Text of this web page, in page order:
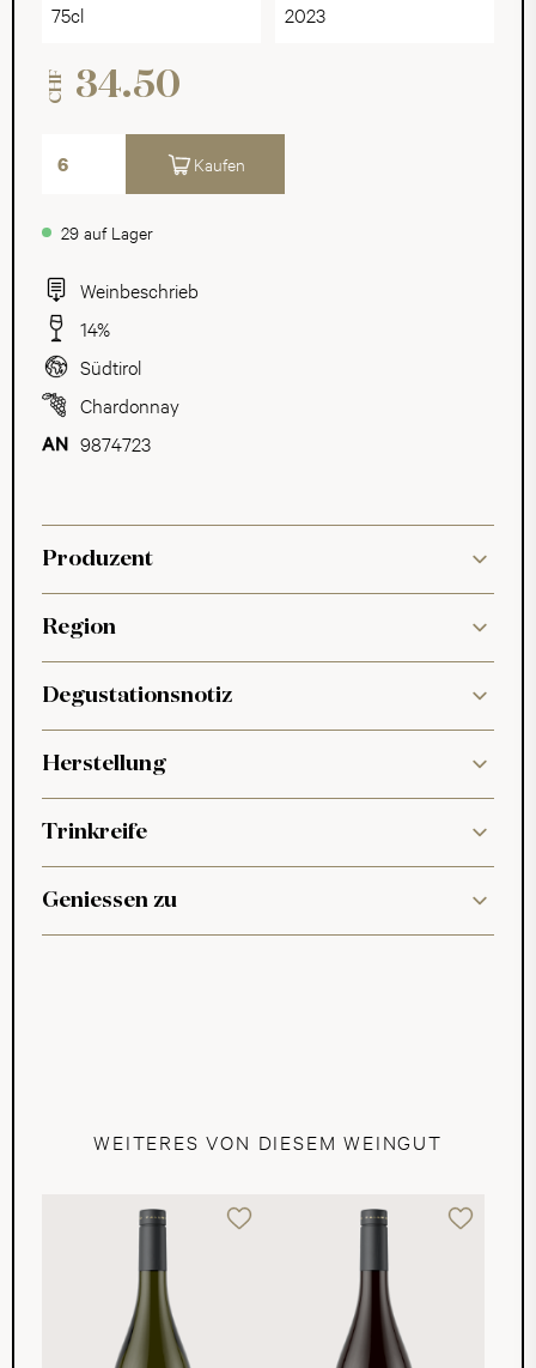
Weinbeschrieb
14%
Südtirol
Chardonnay
9874723
75cl 2023
29 auf Lager
CHF 34.50
Kaufen
Produzent
Region
Degustationsnotiz
Herstellung
Trinkreife
Geniessen zu
WEITERES VON DIESEM WEINGUT